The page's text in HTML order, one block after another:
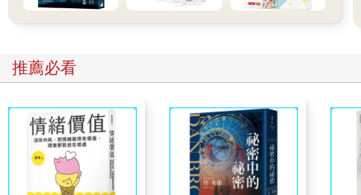
美國的研究所，而且他們的GRE成績還超越那些以英語為母語的
申請者。這群表現優秀的中國學生正以前所未見的速度登上世界
人數最多的一群，大約占外國學生的三分之一。英國政府的統計
顯示，中國留學生在英國的總人數，超過排名第二到第六名的留
政策，並穩定減少發放學生簽證的數量。然而，許多中國學生即
便知道簽證名額減少這件事，卻毫不擔心，認為自己在美國學習
和以後就業的計畫不會受到阻礙。
大量的指標都顯示中國年輕菁英正一步一步主導全球經濟。他們
究竟是如何辦到的呢？像Ashley和向祖這樣有資源有優勢的學
推薦必看